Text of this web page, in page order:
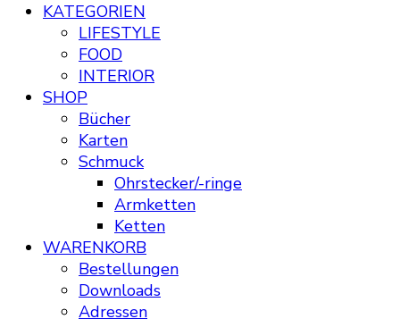
KATEGORIEN
LIFESTYLE
FOOD
INTERIOR
SHOP
Bücher
Karten
Schmuck
Ohrstecker/-ringe
Armketten
Ketten
WARENKORB
Bestellungen
Downloads
Adressen